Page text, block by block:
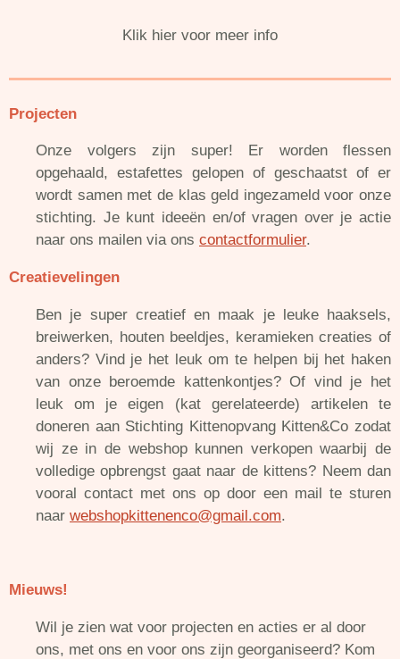
Klik hier voor meer info
Projecten
Onze volgers zijn super! Er worden flessen
opgehaald, estafettes gelopen of geschaatst of er
wordt samen met de klas geld ingezameld voor onze
stichting. Je kunt ideeën en/of vragen over je actie
naar ons mailen via ons contactformulier.
Creatievelingen
Ben je super creatief en maak je leuke haaksels,
breiwerken, houten beeldjes, keramieken creaties of
anders? Vind je het leuk om te helpen bij het haken
van onze beroemde kattenkontjes? Of vind je het
leuk om je eigen (kat gerelateerde) artikelen te
doneren aan Stichting Kittenopvang Kitten&Co zodat
wij ze in de webshop kunnen verkopen waarbij de
volledige opbrengst gaat naar de kittens? Neem dan
vooral contact met ons op door een mail te sturen
naar webshopkittenenco@gmail.com.
Mieuws!
Wil je zien wat voor projecten en acties er al door
ons, met ons en voor ons zijn georganiseerd? Kom